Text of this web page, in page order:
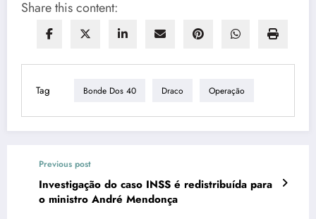
Share this content:
Tag Bonde Dos 40 Draco Operação
Previous post
Investigação do caso INSS é redistribuída para
o ministro André Mendonça